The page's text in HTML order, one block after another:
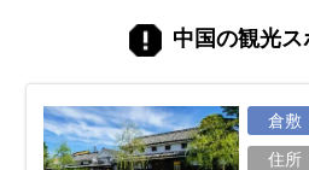
中国の観光
倉敷
住所